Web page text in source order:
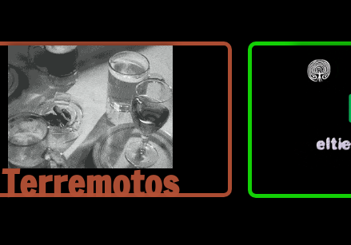
Terremotos